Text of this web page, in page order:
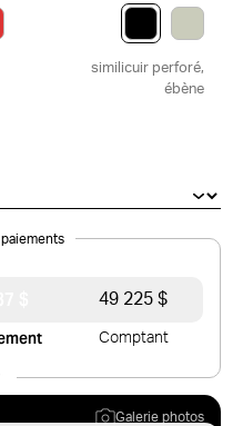
similicuir perforé,
ébène
49 225 $
Comptant
Galerie photos